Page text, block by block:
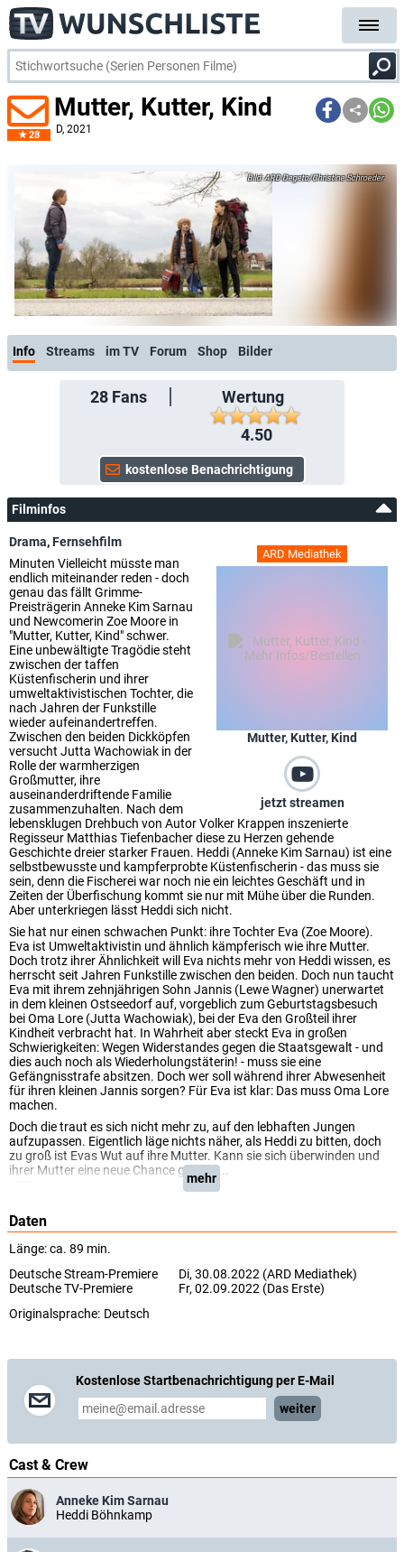
28
Mutter, Kutter, Kind
D, 2021
ARD Degeto/Christine Schroeder
Info Streams im TV Forum Shop Bilder
28Fans
Wertung
4.50
Filminfos
ARD Mediathek
Mutter, Kutter, Kind
jetzt streamen
Drama,Fernsehfilm
Minuten Vielleicht müsste man
endlich miteinander reden - doch
genau das fällt Grimme-
Preisträgerin Anneke Kim Sarnau
und Newcomerin Zoe Moore in
"Mutter, Kutter, Kind" schwer.
Eine unbewältigte Tragödie steht
zwischen der taffen
Küstenfischerin und ihrer
umweltaktivistischen Tochter, die
nach Jahren der Funkstille
wieder aufeinandertreffen.
Zwischen den beiden Dickköpfen
versucht Jutta Wachowiak in der
Rolle der warmherzigen
Großmutter, ihre
auseinanderdriftende Familie
zusammenzuhalten. Nach dem
lebensklugen Drehbuch von Autor Volker Krappen inszenierte
Regisseur Matthias Tiefenbacher diese zu Herzen gehende
Geschichte dreier starker Frauen. Heddi (Anneke Kim Sarnau) ist eine
selbstbewusste und kampferprobte Küstenfischerin - das muss sie
sein, denn die Fischerei war noch nie ein leichtes Geschäft und in
Zeiten der Überfischung kommt sie nur mit Mühe über die Runden.
Aber unterkriegen lässt Heddi sich nicht.
Sie hat nur einen schwachen Punkt: ihre Tochter Eva (Zoe Moore).
Eva ist Umweltaktivistin und ähnlich kämpferisch wie ihre Mutter.
Doch trotz ihrer Ähnlichkeit will Eva nichts mehr von Heddi wissen, es
herrscht seit Jahren Funkstille zwischen den beiden. Doch nun taucht
Eva mit ihrem zehnjährigen Sohn Jannis (Lewe Wagner) unerwartet
in dem kleinen Ostseedorf auf, vorgeblich zum Geburtstagsbesuch
bei Oma Lore (Jutta Wachowiak), bei der Eva den Großteil ihrer
Kindheit verbracht hat. In Wahrheit aber steckt Eva in großen
Schwierigkeiten: Wegen Widerstandes gegen die Staatsgewalt - und
dies auch noch als Wiederholungstäterin! - muss sie eine
Gefängnisstrafe absitzen. Doch wer soll während ihrer Abwesenheit
für ihren kleinen Jannis sorgen? Für Eva ist klar: Das muss Oma Lore
machen.
Doch die traut es sich nicht mehr zu, auf den lebhaften Jungen
aufzupassen. Eigentlich läge nichts näher, als Heddi zu bitten, doch
zu groß ist Evas Wut auf ihre Mutter. Kann sie sich überwinden und
ihrer Mutter eine neue Chance geben?...
mehr
Daten
Länge: ca. 89 min.
Deutsche Stream-Premiere
Di, 30.08.2022 (ARD Mediathek)
Deutsche TV-Premiere
Fr, 02.09.2022 (Das Erste)
Originalsprache: Deutsch
Kostenlose Startbenachrichtigung per E-Mail
weiter
Cast & Crew
Anneke Kim Sarnau
Heddi Böhnkamp